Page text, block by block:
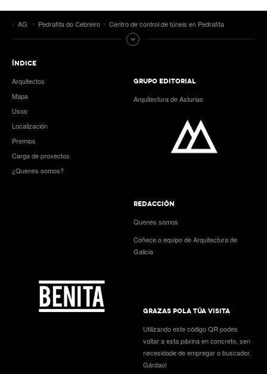
AG Pedrafita do Cebreiro Centro de control de túneis en Pedrafita
ÍNDICE
Arquitectos
Mapa
Usos
Localización
Premios
Carga de proxectos
¿Quenes somos?
GRUPO EDITORIAL
Arquitectura de Asturias
REDACCIÓN
Quenes somos
Coñece o equipo de Arquitectura de
Galicia
GRAZAS POLA TÚA VISITA
Utilizando este código QR podes
voltar a esta páxina en concreto, sen
necesidade de empregar o buscador.
Gárdao!